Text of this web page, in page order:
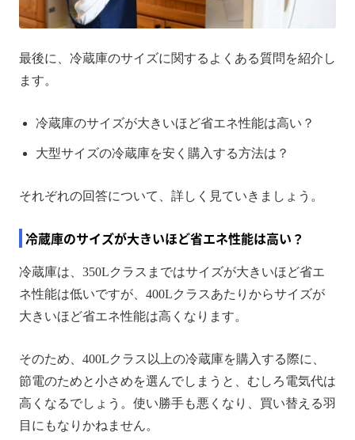
最後に、冷蔵庫のサイズに関するよくある質問を紹介し
ます。
冷蔵庫のサイズが大きいほど省エネ性能は高い？
大型サイズの冷蔵庫を安く購入する方法は？
それぞれの回答について、詳しく見ていきましょう。
冷蔵庫のサイズが大きいほど省エネ性能は高い？
冷蔵庫は、350Lクラスまではサイズが大きいほど省エ
ネ性能は低いですが、400Lクラスあたりからサイズが
大きいほど省エネ性能は高くなります。
そのため、400Lクラス以上の冷蔵庫を購入する際に、
節電のためと小さめを選んでしまうと、むしろ電気代は
高くなるでしょう。使い勝手も悪くなり、買い替える羽
目にもなりかねません。